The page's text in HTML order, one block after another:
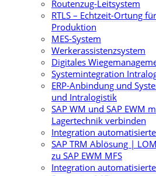
Routenzug-Leitsystem
RTLS – Echtzeit-Ortung
Produktion
MES-System
Werkerassistenzsystem
Digitales
Systemintegration
ERP-Anbindung und
und Intralogistik
SAP WM und SAP EWM
Lagertechnik verbinden
Integration
SAP TRM Ablösung |
zu SAP EWM MFS
Integration